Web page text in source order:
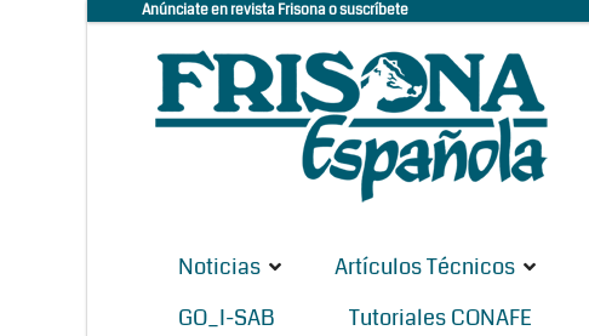
Anúnciate en revista Frisona o suscríbete
Noticias Artículos Técnicos
GO_I-SAB
Tutoriales CONAFE